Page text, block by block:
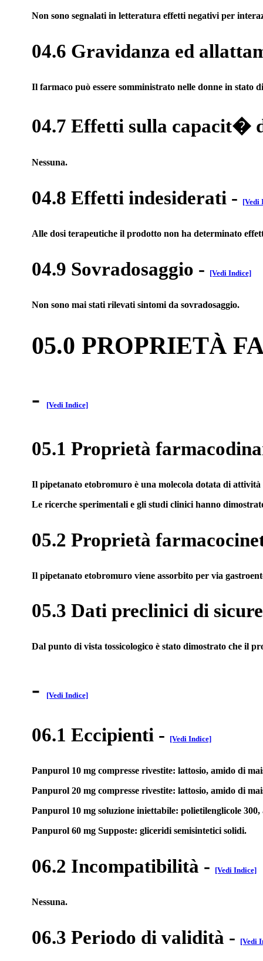
Non sono segnalati in letteratura effetti negativi per
04.6 Gravidanza ed
Il farmaco può essere somministrato nelle donne in stato
04.7 Effetti sulla capacit�
Nessuna.
04.8 Effetti indesiderati - [Vedi
Alle dosi terapeutiche il prodotto non ha determinato
04.9 Sovradosaggio - [Vedi Indice]
Non sono mai stati rilevati sintomi da sovradosaggio.
05.0 PROPRIETÀ
-
[Vedi Indice]
05.1 Proprietà
Il pipetanato etobromuro è una molecola dotata di
Le ricerche sperimentali e gli studi clinici hanno
05.2 Proprietà
Il pipetanato etobromuro viene assorbito per via
05.3 Dati preclinici di
Dal punto di vista tossicologico è stato dimostrato che il
- [Vedi Indice]
06.1 Eccipienti - [Vedi Indice]
Panpurol 10 mg compresse rivestite: lattosio, amido di
Panpurol 20 mg compresse rivestite: lattosio, amido di
Panpurol 10 mg soluzione iniettabile: polietilenglicole
Panpurol 60 mg Supposte: gliceridi semisintetici solidi.
06.2 Incompatibilità - [Vedi Indice]
Nessuna.
06.3 Periodo di validità - [Vedi